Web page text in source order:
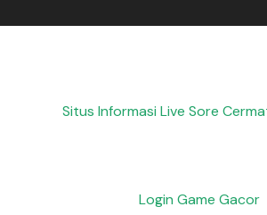
Situs Informasi Live Sore
Login Game Gacor